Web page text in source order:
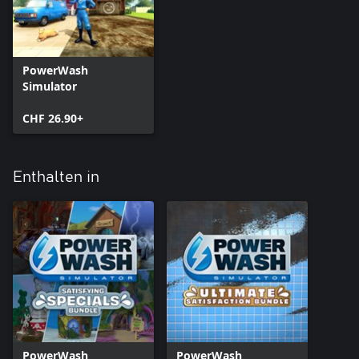
PowerWash
Simulator
CHF 26.90+
Enthalten in
PowerWash PowerWash